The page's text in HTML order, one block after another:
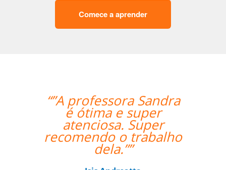
Comece a aprender
“”A professora Sandra
é ótima e super
atenciosa. Super
recomendo o trabalho
dela.””
“”I really
teaching
I've really